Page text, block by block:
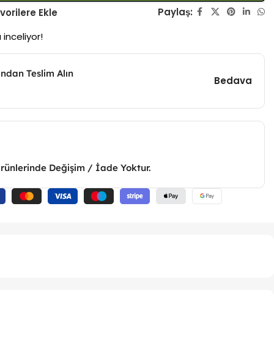
Ekle
Paylaş:
inceliyor!
Teslim Alın
Bedava
Değişim / İade Yoktur.